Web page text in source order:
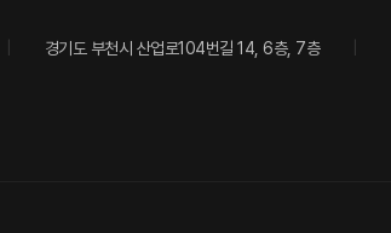
경기도 부천시 산업로104번길 14, 6층, 7층